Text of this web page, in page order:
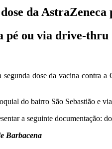
da
pé ou via drive-thru
dose da vacina contra
do bairro São Sebastião e
a seguinte
Barbacena